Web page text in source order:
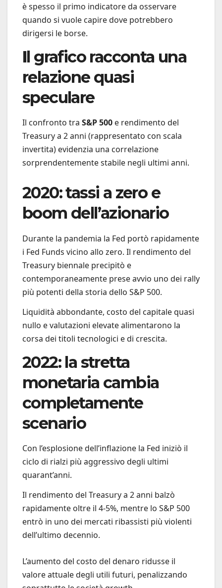
è spesso il primo indicatore da osservare
quando si vuole capire dove potrebbero
dirigersi le borse.
Il grafico racconta una
relazione quasi
speculare
Il confronto tra S&P 500 e rendimento del
Treasury a 2 anni (rappresentato con scala
invertita) evidenzia una correlazione
sorprendentemente stabile negli ultimi anni.
2020: tassi a zero e
boom dell’azionario
Durante la pandemia la Fed portò rapidamente
i Fed Funds vicino allo zero. Il rendimento del
Treasury biennale precipitò e
contemporaneamente prese avvio uno dei rally
più potenti della storia dello S&P 500.
Liquidità abbondante, costo del capitale quasi
nullo e valutazioni elevate alimentarono la
corsa dei titoli tecnologici e di crescita.
2022: la stretta
monetaria cambia
completamente
scenario
Con l’esplosione dell’inflazione la Fed iniziò il
ciclo di rialzi più aggressivo degli ultimi
quarant’anni.
Il rendimento del Treasury a 2 anni balzò
rapidamente oltre il 4-5%, mentre lo S&P 500
entrò in uno dei mercati ribassisti più violenti
dell’ultimo decennio.
L’aumento del costo del denaro ridusse il
valore attuale degli utili futuri, penalizzando